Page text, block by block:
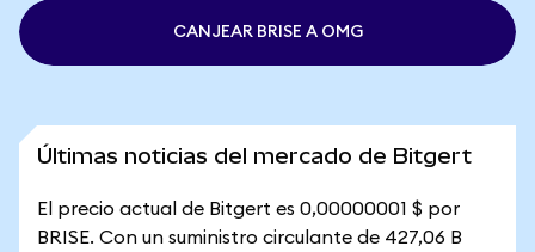
CANJEAR BRISE A OMG
Últimas noticias del mercado de Bitgert
El precio actual de Bitgert es 0,00000001 $ por
BRISE. Con un suministro circulante de 427,06 B